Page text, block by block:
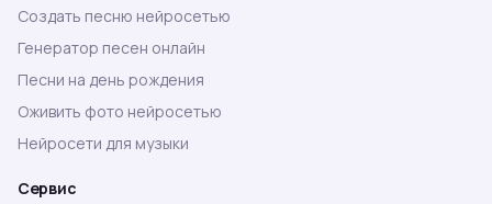
Создать песню нейросетью
Генератор песен онлайн
Песни на день рождения
Оживить фото нейросетью
Нейросети для музыки
Сервис